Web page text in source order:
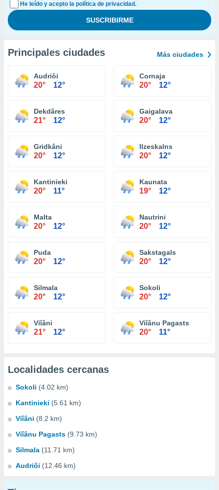
He leído y acepto la política de privacidad.
Principales ciudades Más ciudades
Audriôi
20° 12°
Cornaja
20° 12°
Dekdâres
21° 12°
Gaigalava
20° 12°
Gridkâni
20° 12°
Ilzeskalns
20° 12°
Kantinieki
20° 11°
Kaunata
19° 12°
Malta
20° 12°
Nautrini
20° 12°
Puda
20° 12°
Sakstagals
20° 12°
Silmala
20° 12°
Sokoli
20° 12°
Viîâni
21° 12°
Viîânu Pagasts
20° 11°
Localidades cercanas
Sokoli (4.02 km)
Kantinieki (5.61 km)
Viîâni (8.2 km)
Viîânu Pagasts (9.73 km)
Silmala (11.71 km)
Audriôi (12.46 km)